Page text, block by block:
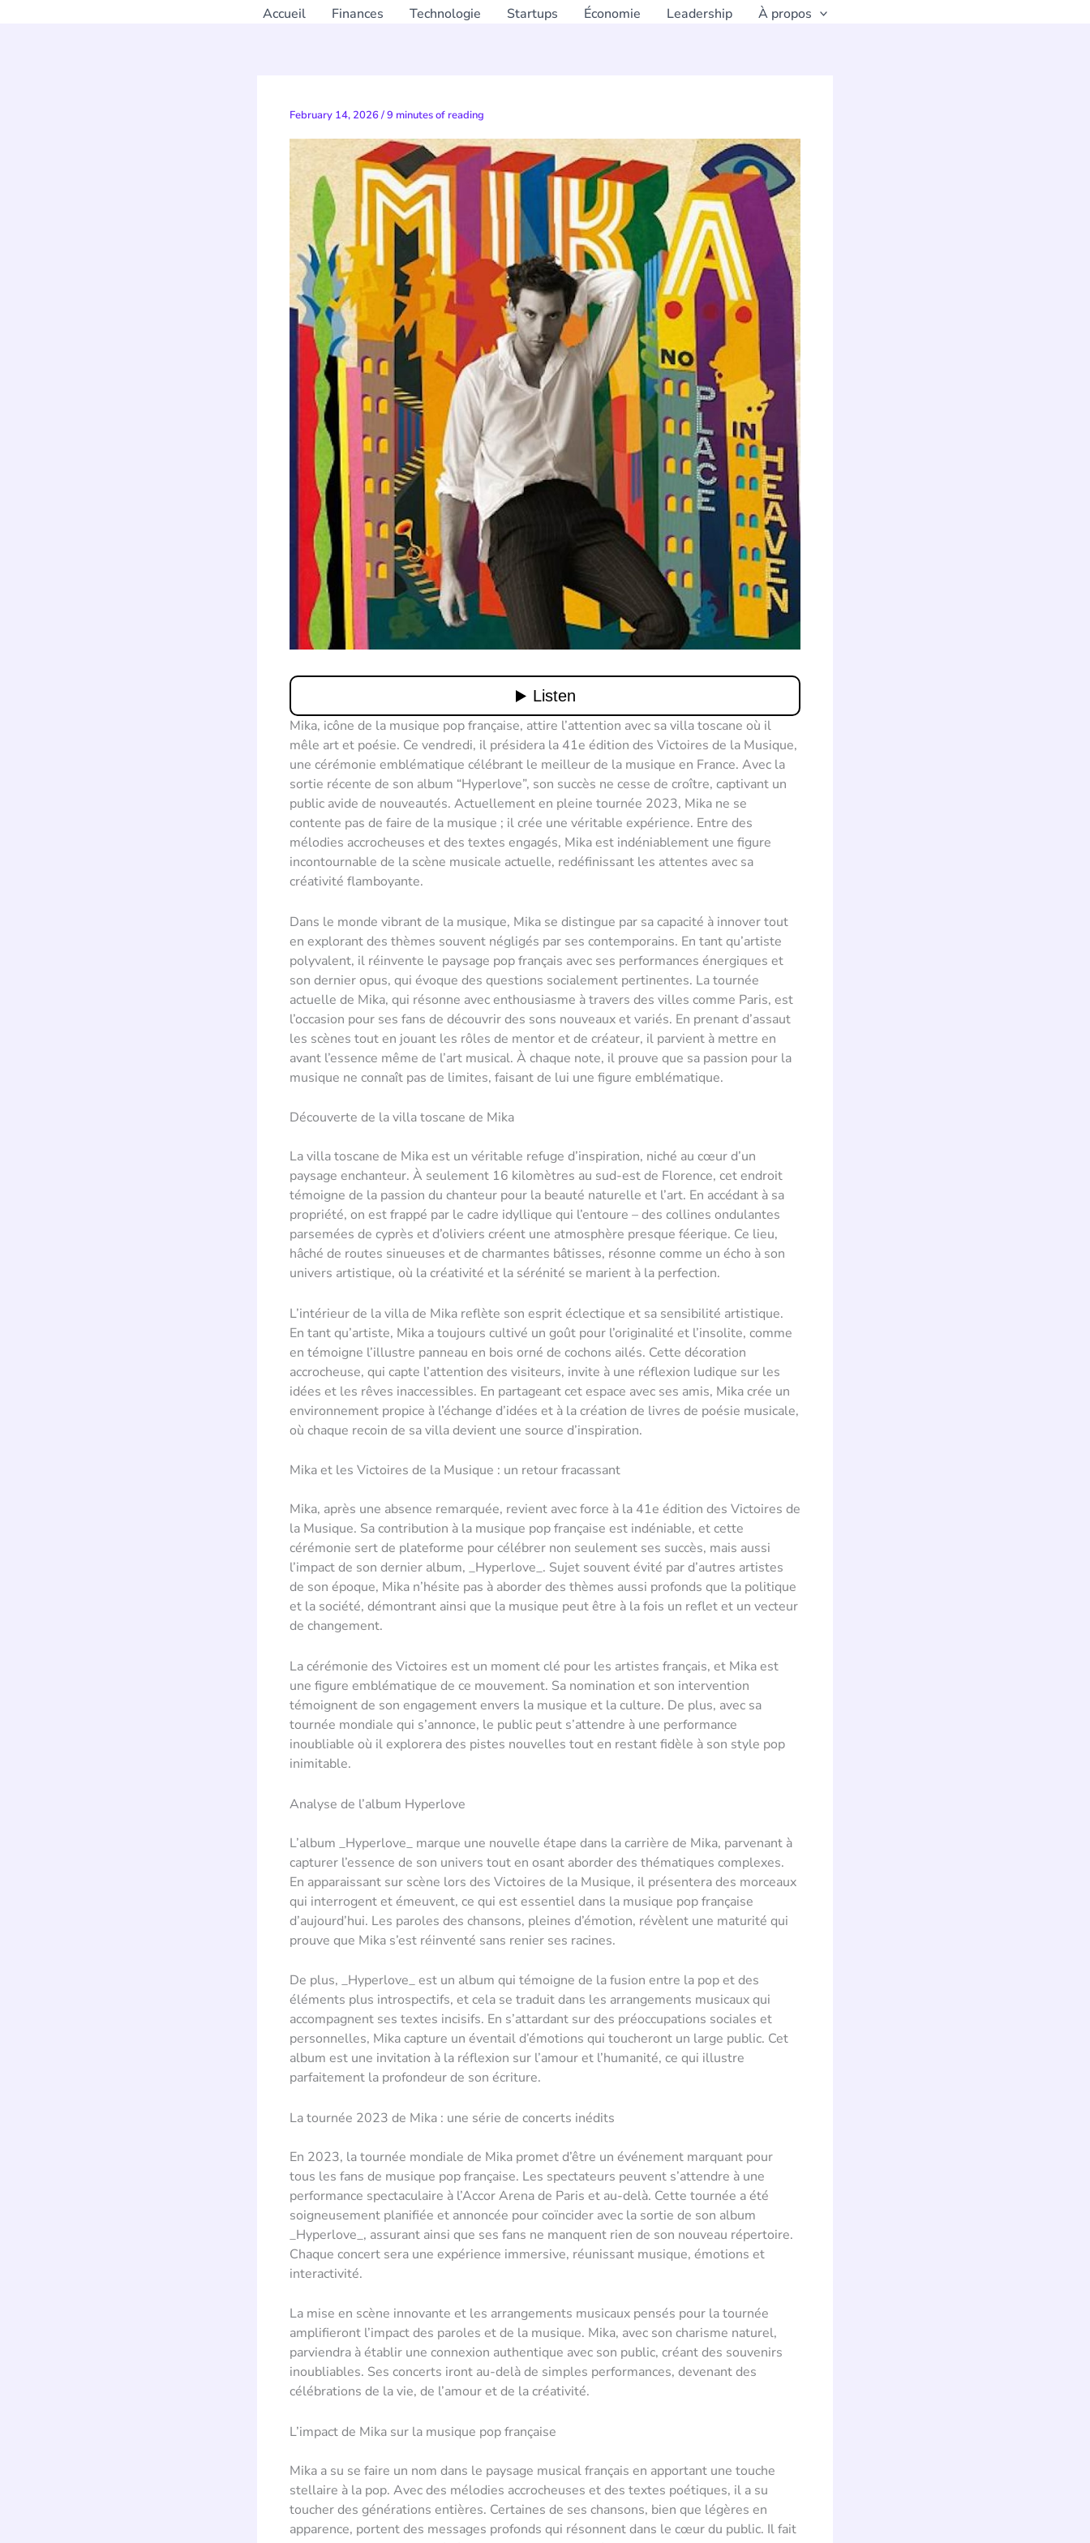
Accueil Finances Technologie Startups Économie Leadership À propos
February 14, 2026/9 minutes of reading
Mika, icône de la musique pop française, attire l’attention avec sa villa toscane où il
mêle art et poésie. Ce vendredi, il présidera la 41e édition des Victoires de la Musique,
une cérémonie emblématique célébrant le meilleur de la musique en France. Avec la
sortie récente de son album “Hyperlove”, son succès ne cesse de croître, captivant un
public avide de nouveautés. Actuellement en pleine tournée 2023, Mika ne se
contente pas de faire de la musique ; il crée une véritable expérience. Entre des
mélodies accrocheuses et des textes engagés, Mika est indéniablement une figure
incontournable de la scène musicale actuelle, redéfinissant les attentes avec sa
créativité flamboyante.
Dans le monde vibrant de la musique, Mika se distingue par sa capacité à innover tout
en explorant des thèmes souvent négligés par ses contemporains. En tant qu’artiste
polyvalent, il réinvente le paysage pop français avec ses performances énergiques et
son dernier opus, qui évoque des questions socialement pertinentes. La tournée
actuelle de Mika, qui résonne avec enthousiasme à travers des villes comme Paris, est
l’occasion pour ses fans de découvrir des sons nouveaux et variés. En prenant d’assaut
les scènes tout en jouant les rôles de mentor et de créateur, il parvient à mettre en
avant l’essence même de l’art musical. À chaque note, il prouve que sa passion pour la
musique ne connaît pas de limites, faisant de lui une figure emblématique.
Découverte de la villa toscane de Mika
La villa toscane de Mika est un véritable refuge d’inspiration, niché au cœur d’un
paysage enchanteur. À seulement 16 kilomètres au sud-est de Florence, cet endroit
témoigne de la passion du chanteur pour la beauté naturelle et l’art. En accédant à sa
propriété, on est frappé par le cadre idyllique qui l’entoure – des collines ondulantes
parsemées de cyprès et d’oliviers créent une atmosphère presque féerique. Ce lieu,
hâché de routes sinueuses et de charmantes bâtisses, résonne comme un écho à son
univers artistique, où la créativité et la sérénité se marient à la perfection.
L’intérieur de la villa de Mika reflète son esprit éclectique et sa sensibilité artistique.
En tant qu’artiste, Mika a toujours cultivé un goût pour l’originalité et l’insolite, comme
en témoigne l’illustre panneau en bois orné de cochons ailés. Cette décoration
accrocheuse, qui capte l’attention des visiteurs, invite à une réflexion ludique sur les
idées et les rêves inaccessibles. En partageant cet espace avec ses amis, Mika crée un
environnement propice à l’échange d’idées et à la création de livres de poésie musicale,
où chaque recoin de sa villa devient une source d’inspiration.
Mika et les Victoires de la Musique : un retour fracassant
Mika, après une absence remarquée, revient avec force à la 41e édition des Victoires de
la Musique. Sa contribution à la musique pop française est indéniable, et cette
cérémonie sert de plateforme pour célébrer non seulement ses succès, mais aussi
l’impact de son dernier album, _Hyperlove_. Sujet souvent évité par d’autres artistes
de son époque, Mika n’hésite pas à aborder des thèmes aussi profonds que la politique
et la société, démontrant ainsi que la musique peut être à la fois un reflet et un vecteur
de changement.
La cérémonie des Victoires est un moment clé pour les artistes français, et Mika est
une figure emblématique de ce mouvement. Sa nomination et son intervention
témoignent de son engagement envers la musique et la culture. De plus, avec sa
tournée mondiale qui s’annonce, le public peut s’attendre à une performance
inoubliable où il explorera des pistes nouvelles tout en restant fidèle à son style pop
inimitable.
Analyse de l’album Hyperlove
L’album _Hyperlove_ marque une nouvelle étape dans la carrière de Mika, parvenant à
capturer l’essence de son univers tout en osant aborder des thématiques complexes.
En apparaissant sur scène lors des Victoires de la Musique, il présentera des morceaux
qui interrogent et émeuvent, ce qui est essentiel dans la musique pop française
d’aujourd’hui. Les paroles des chansons, pleines d’émotion, révèlent une maturité qui
prouve que Mika s’est réinventé sans renier ses racines.
De plus, _Hyperlove_ est un album qui témoigne de la fusion entre la pop et des
éléments plus introspectifs, et cela se traduit dans les arrangements musicaux qui
accompagnent ses textes incisifs. En s’attardant sur des préoccupations sociales et
personnelles, Mika capture un éventail d’émotions qui toucheront un large public. Cet
album est une invitation à la réflexion sur l’amour et l’humanité, ce qui illustre
parfaitement la profondeur de son écriture.
La tournée 2023 de Mika : une série de concerts inédits
En 2023, la tournée mondiale de Mika promet d’être un événement marquant pour
tous les fans de musique pop française. Les spectateurs peuvent s’attendre à une
performance spectaculaire à l’Accor Arena de Paris et au-delà. Cette tournée a été
soigneusement planifiée et annoncée pour coïncider avec la sortie de son album
_Hyperlove_, assurant ainsi que ses fans ne manquent rien de son nouveau répertoire.
Chaque concert sera une expérience immersive, réunissant musique, émotions et
interactivité.
La mise en scène innovante et les arrangements musicaux pensés pour la tournée
amplifieront l’impact des paroles et de la musique. Mika, avec son charisme naturel,
parviendra à établir une connexion authentique avec son public, créant des souvenirs
inoubliables. Ses concerts iront au-delà de simples performances, devenant des
célébrations de la vie, de l’amour et de la créativité.
L’impact de Mika sur la musique pop française
Mika a su se faire un nom dans le paysage musical français en apportant une touche
stellaire à la pop. Avec des mélodies accrocheuses et des textes poétiques, il a su
toucher des générations entières. Certaines de ses chansons, bien que légères en
apparence, portent des messages profonds qui résonnent dans le cœur du public. Il fait